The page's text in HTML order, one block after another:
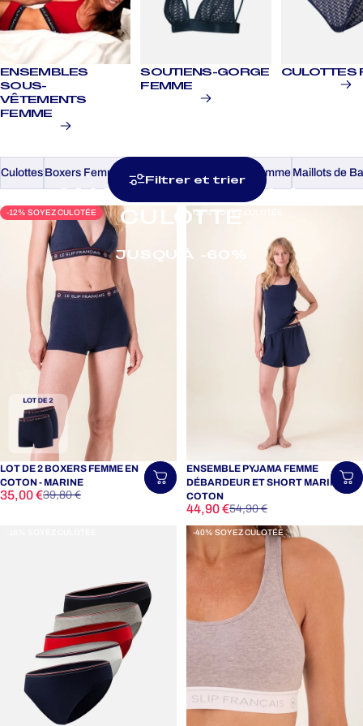
MAMAN PORTE LA
CULOTTE
JUSQU'À -60%
ENSEMBLES
SOUS-
VÊTEMENTS
FEMME
SOUTIENS-GORGE
FEMME
CULOTTES
Filtrer et trier
Culottes Boxers Femme Soutiens-gorge Pyjamas Femme Maillots de
-12% SOYEZ CULOTÉE
Choisir une taille
LOT DE 2 BOXERS FEMME EN
COTON - MARINE
Prix promotionnel
35,00 €
Prix habituel
39,80 €
-18% SOYEZ CULOTÉE
ENSEMBLE PYJAMA FEMME
DÉBARDEUR ET SHORT MARINE EN
COTON
Prix promotionnel
44,90 €
Prix habituel
54,90 €
-40% SOYEZ CULOTÉE